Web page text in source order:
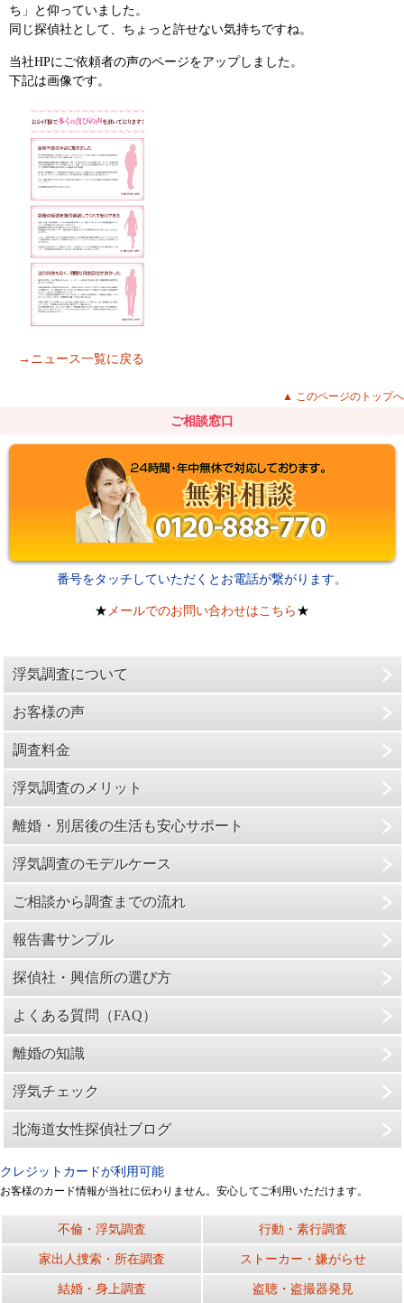
ち」と仰っていました。
同じ探偵社として、ちょっと許せない気持ちですね。
当社HPにご依頼者の声のページをアップしました。
下記は画像です。
→ニュース一覧に戻る
▲ このページのトップへ
ご相談窓口
番号をタッチしていただくとお電話が繋がります。
★ メールでのお問い合わせはこちら★
浮気調査について
お客様の声
調査料金
浮気調査のメリット
離婚・別居後の生活も安心サポート
浮気調査のモデルケース
ご相談から調査までの流れ
報告書サンプル
探偵社・興信所の選び方
よくある質問（FAQ）
離婚の知識
浮気チェック
北海道女性探偵社ブログ
クレジットカードが利用可能
お客様のカード情報が当社に伝わりません。安心してご利用いただけます。
不倫・浮気調査 行動・素行調査
家出人捜索・所在調査 ストーカー・嫌がらせ
結婚・身上調査 盗聴・盗撮器発見